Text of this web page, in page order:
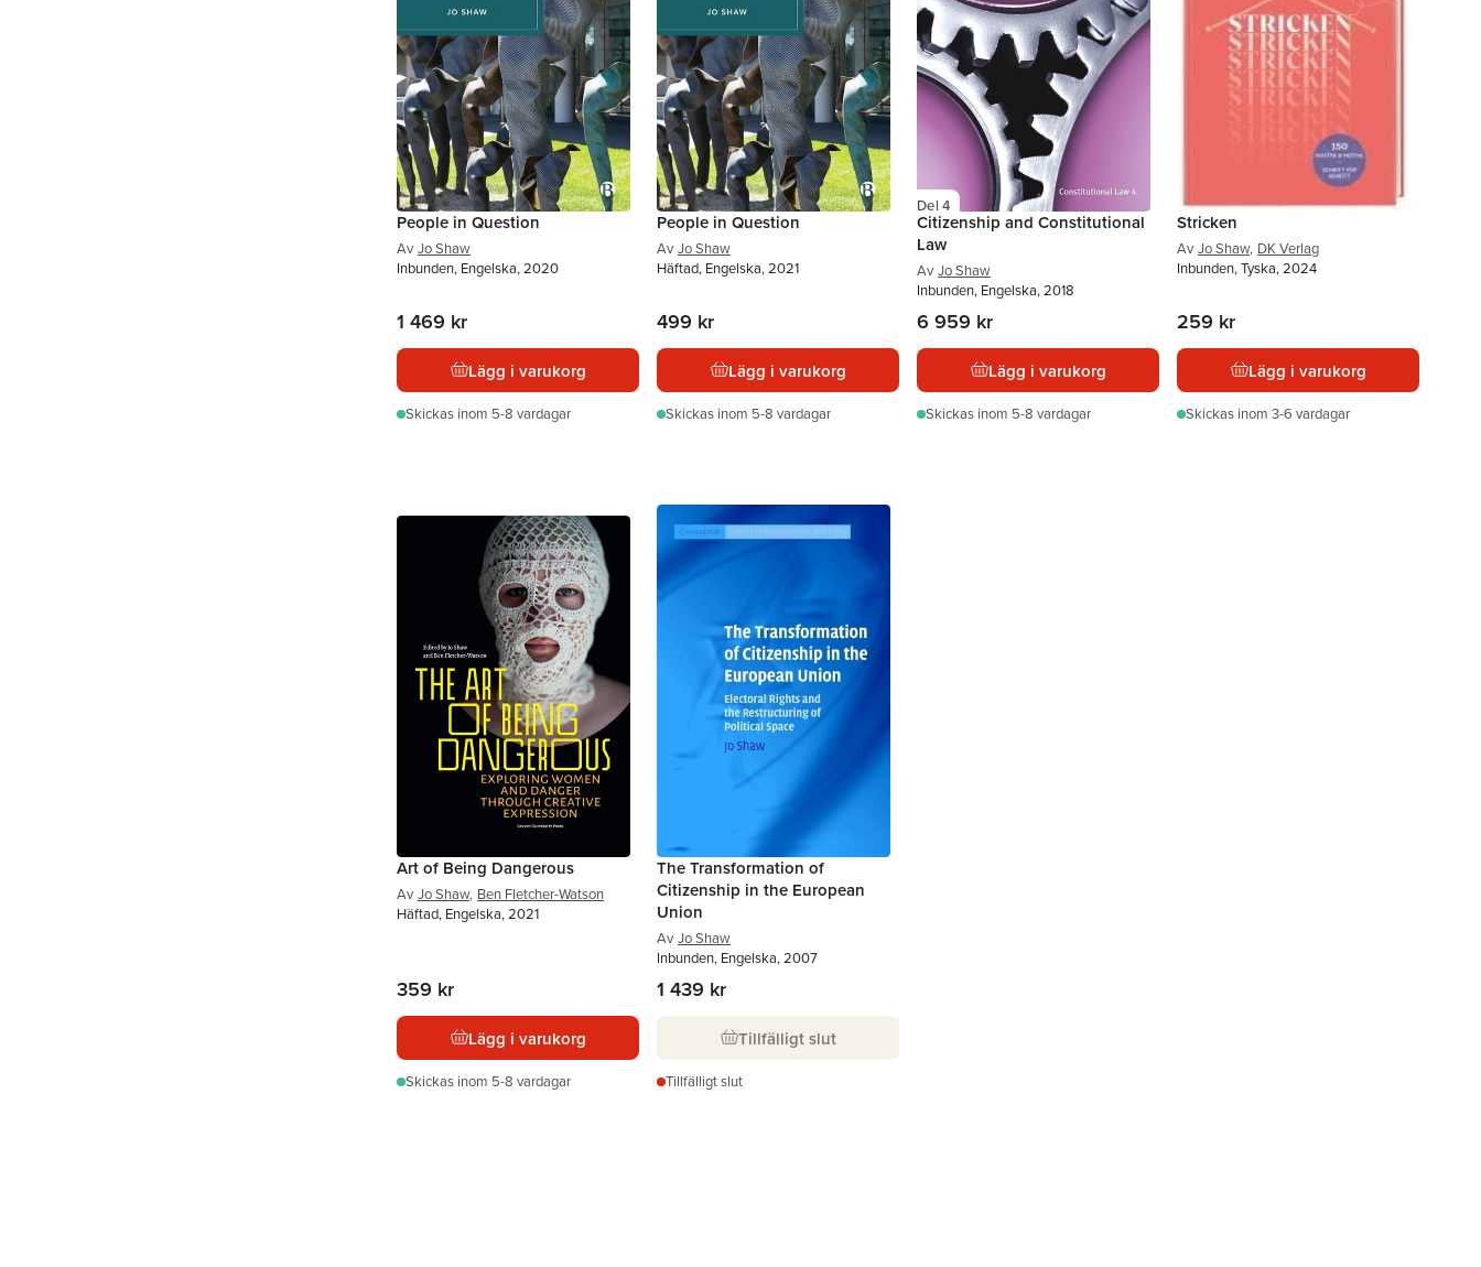
People in Question
Av Jo Shaw
Inbunden, Engelska, 2020
1 469 kr
Lägg i varukorg
Skickas inom 5-8 vardagar
People in Question
Av Jo Shaw
Häftad, Engelska, 2021
499 kr
Lägg i varukorg
Skickas inom 5-8 vardagar
Del 4
Citizenship and Constitutional
Law
Av Jo Shaw
Inbunden, Engelska, 2018
6 959 kr
Lägg i varukorg
Skickas inom 5-8 vardagar
Stricken
Av Jo Shaw, DK Verlag
Inbunden, Tyska, 2024
259 kr
Lägg i varukorg
Skickas inom 3-6 vardagar
Art of Being Dangerous
Av Jo Shaw, Ben Fletcher-Watson
Häftad, Engelska, 2021
359 kr
Lägg i varukorg
Skickas inom 5-8 vardagar
The Transformation of
Citizenship in the European
Union
Av Jo Shaw
Inbunden, Engelska, 2007
1 439 kr
Tillfälligt slut
Tillfälligt slut